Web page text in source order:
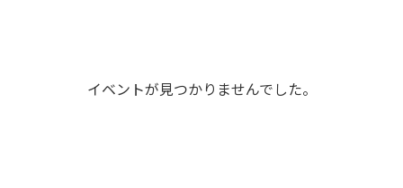
イベントが見つかりませんでした。